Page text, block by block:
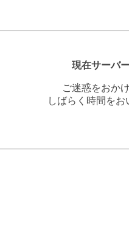
現在サーバ
ご迷惑をおか
しばらく時間を